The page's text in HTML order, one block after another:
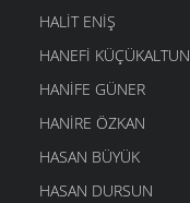
HALIT ENIŞ
HANEFI KÜÇÜKALTUN
HANIFE GÜNER
HANIRE ÖZKAN
HASAN BÜYÜK
HASAN DURSUN